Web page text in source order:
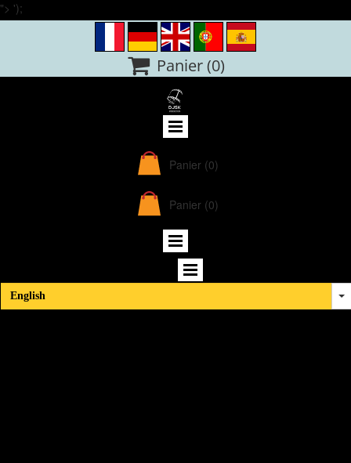
"> ');
 Panier (0)
Panier (0)
Panier (0)